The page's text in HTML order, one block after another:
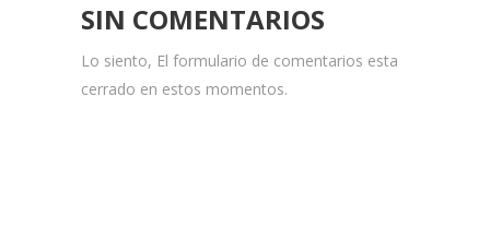
SIN COMENTARIOS
Lo siento, El formulario de comentarios esta
cerrado en estos momentos.